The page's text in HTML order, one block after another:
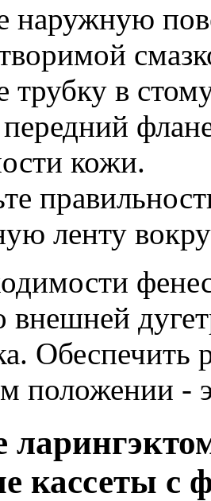
наружную
трубку в
передний
кожи.
ленту
внешней
Обеспечить
положении -
кассеты с